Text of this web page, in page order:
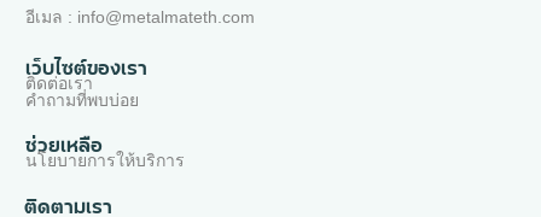
อีเมล : info@metalmateth.com
เว็บไซต์ของเรา
ติดต่อเรา
คำถามที่พบบ่อย
ช่วยเหลือ
นโยบายการให้บริการ
ติดตามเรา